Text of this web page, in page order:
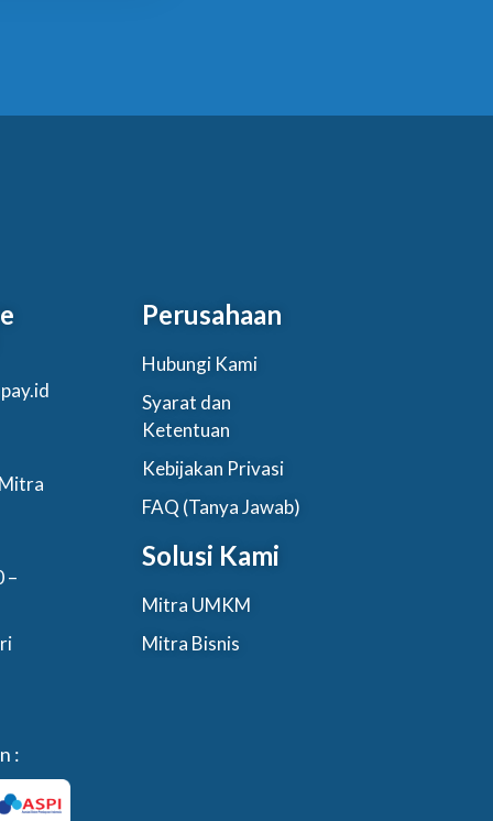
–
Perusahaan
Hubungi Kami
Syarat dan
Ketentuan
Kebijakan Privasi
FAQ (Tanya Jawab)
Solusi Kami
Mitra UMKM
Mitra Bisnis
: